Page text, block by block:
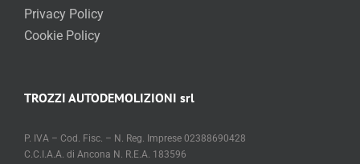
Privacy Policy
Cookie Policy
TROZZI AUTODEMOLIZIONI srl
P. IVA – Cod. Fisc. – N. Reg. Imprese 02388690428
C.C.I.A.A. di Ancona N. R.E.A. 183596